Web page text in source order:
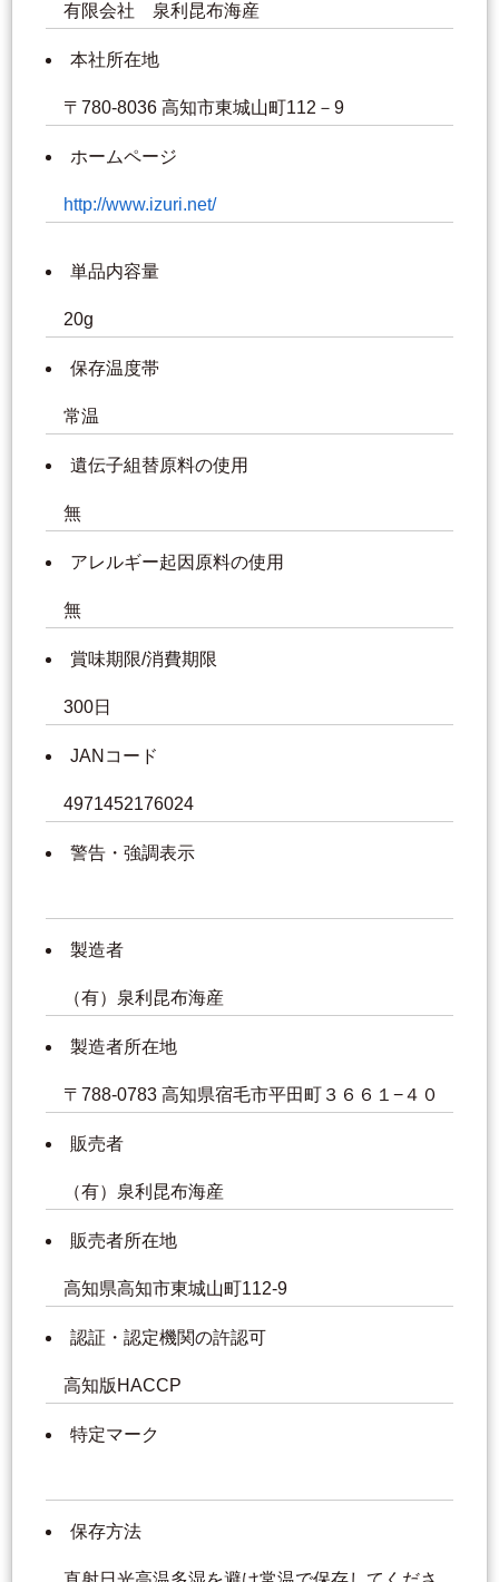
有限会社 泉利昆布海産
本社所在地
〒780-8036 高知市東城山町112－9
ホームページ
http://www.izuri.net/
単品内容量
20g
保存温度帯
常温
遺伝子組替原料の使用
無
アレルギー起因原料の使用
無
賞味期限/消費期限
300日
JANコード
4971452176024
警告・強調表示
製造者
（有）泉利昆布海産
製造者所在地
〒788-0783 高知県宿毛市平田町３６６１−４０
販売者
（有）泉利昆布海産
販売者所在地
高知県高知市東城山町112-9
認証・認定機関の許認可
高知版HACCP
特定マーク
保存方法